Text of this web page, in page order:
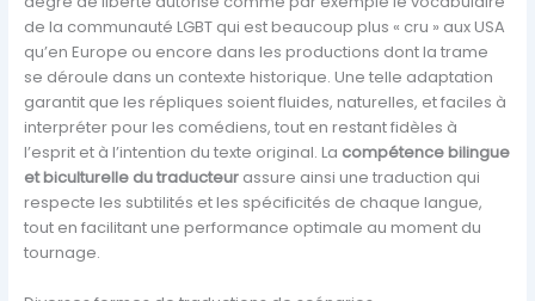
de la communauté LGBT qui est beaucoup plus « cru » aux USA
qu’en Europe ou encore dans les productions dont la trame
se déroule dans un contexte historique. Une telle adaptation
garantit que les répliques soient fluides, naturelles, et faciles à
interpréter pour les comédiens, tout en restant fidèles à
l’esprit et à l’intention du texte original. La compétence bilingue
et biculturelle du traducteur assure ainsi une traduction qui
respecte les subtilités et les spécificités de chaque langue,
tout en facilitant une performance optimale au moment du
tournage.